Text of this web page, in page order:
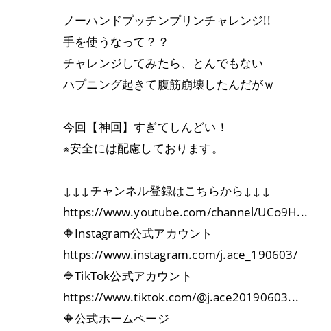
ノーハンドプッチンプリンチャレンジ!!
手を使うなって？？
チャレンジしてみたら、とんでもない
ハプニング起きて腹筋崩壊したんだがｗ
今回【神回】すぎてしんどい！
※安全には配慮しております。
↓↓↓チャンネル登録はこちらから↓↓↓
https://www.youtube.com/channel/UCo9H...
🔶Instagram公式アカウント
https://www.instagram.com/j.ace_190603/
🔷TikTok公式アカウント
https://www.tiktok.com/@j.ace20190603...
🔶公式ホームページ